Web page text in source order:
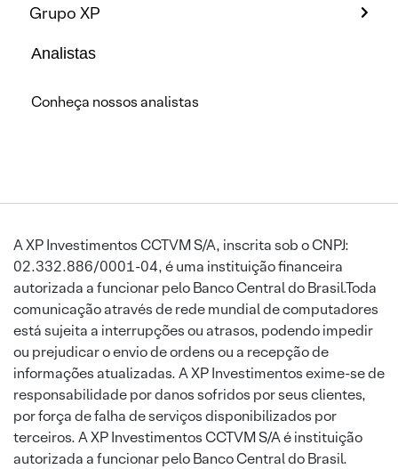
Grupo XP
Analistas
Conheça nossos analistas
A XP Investimentos CCTVM S/A, inscrita sob o CNPJ:
02.332.886/0001-04, é uma instituição financeira
autorizada a funcionar pelo Banco Central do Brasil.Toda
comunicação através de rede mundial de computadores
está sujeita a interrupções ou atrasos, podendo impedir
ou prejudicar o envio de ordens ou a recepção de
informações atualizadas. A XP Investimentos exime-se de
responsabilidade por danos sofridos por seus clientes,
por força de falha de serviços disponibilizados por
terceiros. A XP Investimentos CCTVM S/A é instituição
autorizada a funcionar pelo Banco Central do Brasil.